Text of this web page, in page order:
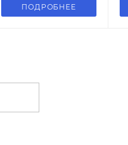
ПОДРОБНЕЕ